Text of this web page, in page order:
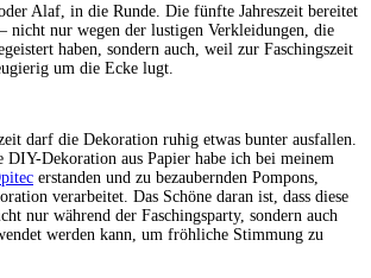
Alaf, in die Runde. Die fünfte Jahreszeit bereitet
nicht nur wegen der lustigen Verkleidungen, die
haben, sondern auch, weil zur Faschingszeit
um die Ecke lugt.
darf die Dekoration ruhig etwas bunter ausfallen.
Dekoration aus Papier habe ich bei meinem
erstanden und zu bezaubernden Pompons,
verarbeitet. Das Schöne daran ist, dass diese
nur während der Faschingsparty, sondern auch
werden kann, um fröhliche Stimmung zu